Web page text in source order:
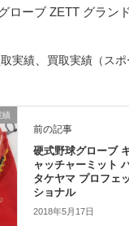
ローブ ZETT グラン
実績 買取実績（スポ
績
前の記事
硬式野球グローブ
ャッチャーミット
タケヤマ プロフェ
ショナル
2018年5月17日